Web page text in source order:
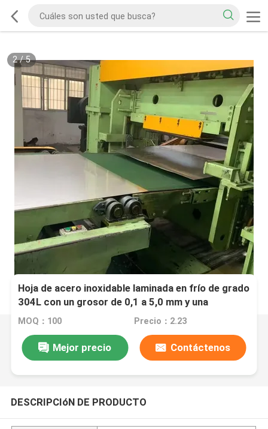
2/5
Hoja de acero inoxidable laminada en frío de grado
304L con un grosor de 0,1 a 5,0 mm y una
superficie pulida
MOQ：100 Precio：2.23
Mejor precio Contáctenos
DESCRIPCIóN DE PRODUCTO